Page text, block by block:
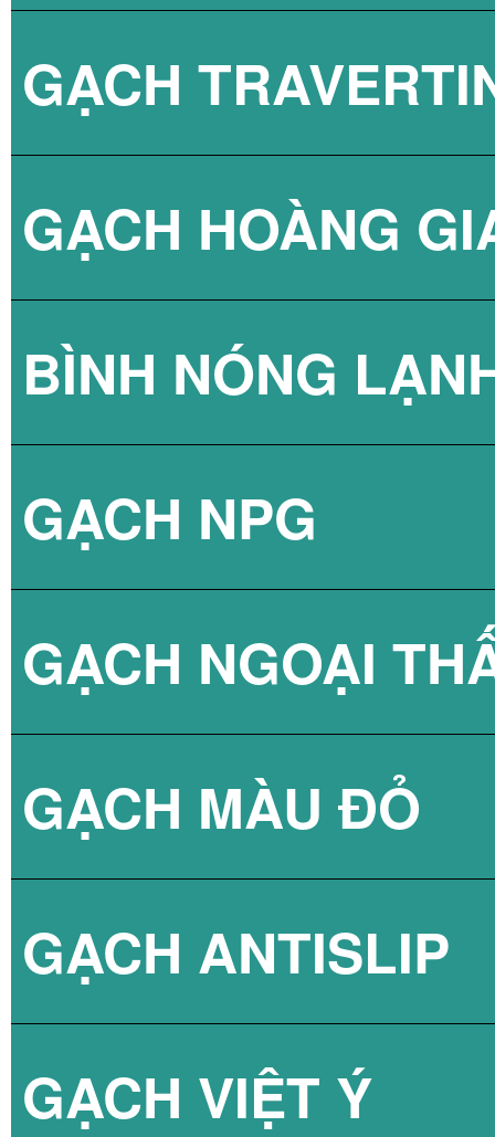
GẠCH
GẠCH HOÀNG
BÌNH NÓNG
BÌNH NÓNG
BÌNH NÓNG
BÌNH NÓNG
BÌNH NÓNG
BÌNH NÓNG
GẠCH NPG
GẠCH NPG
GẠCH NPG
GẠCH NGOẠI
GẠCH MÀU ĐỎ
GẠCH ANTISLIP
GẠCH VIỆT Ý